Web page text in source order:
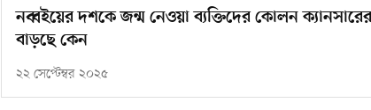
নব্বইয়ের দশকে জন্ম নেওয়া ব্যক্তিদের কোলন
বাড়ছে কেন
২২ সেপ্টেম্বর ২০২৫